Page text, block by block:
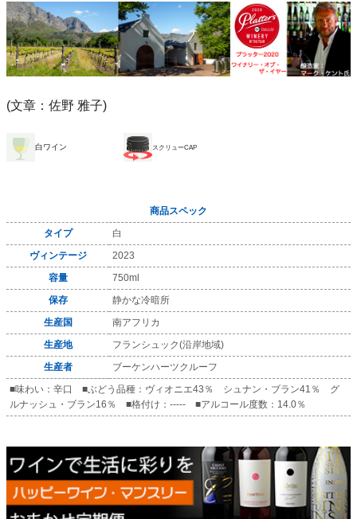
(文章：佐野 雅子)
白ワイン スクリューCAP
商品スペック
タイプ
白
ヴィンテージ
2023
容量
750ml
保存
静かな冷暗所
生産国
南アフリカ
生産地
フランシュック(沿岸地域)
生産者
ブーケンハーツクルーフ
■味わい：辛口 ■ぶどう品種：ヴィオニエ43％ シュナン・ブラン41％ グ
ルナッシュ・ブラン16％ ■格付け：----- ■アルコール度数：14.0％